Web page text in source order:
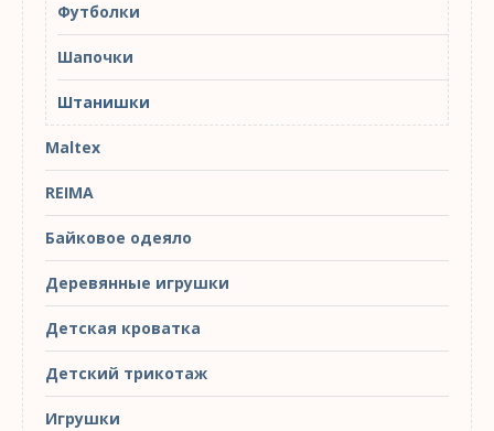
Футболки
Шапочки
Штанишки
Maltex
REIMA
Байковое одеяло
Деревянные игрушки
Детская кроватка
Детский трикотаж
Игрушки